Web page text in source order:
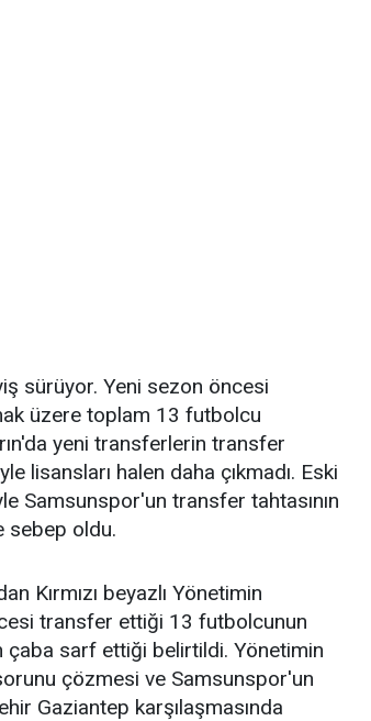
sürüyor. Yeni sezon öncesi
üzere toplam 13 futbolcu
yeni transferlerin transfer
lisansları halen daha çıkmadı. Eski
Samsunspor'un transfer tahtasının
sebep oldu.
Kırmızı beyazlı Yönetimin
transfer ettiği 13 futbolcunun
çaba sarf ettiği belirtildi. Yönetimin
çözmesi ve Samsunspor'un
Gaziantep karşılaşmasında